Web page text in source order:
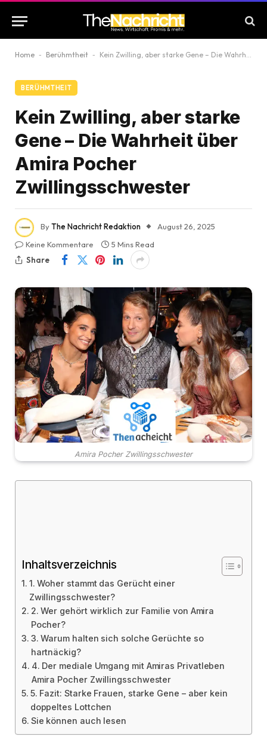
Home - Berühmtheit - Kein Zwilling, aber starke Gene – Die Wahrheit über Amira Pocher Zwillingsschwester
BERÜHMTHEIT
Kein Zwilling, aber starke
Gene – Die Wahrheit über
Amira Pocher
Zwillingsschwester
ByThe Nachricht Redaktion
August 26, 2025
Keine Kommentare
5 Mins Read
Share
Amira Pocher Zwillingsschwester
Inhaltsverzeichnis
1. Woher stammt das Gerücht einer
Zwillingsschwester?
2. Wer gehört wirklich zur Familie von Amira
Pocher?
3. Warum halten sich solche Gerüchte so
hartnäckig?
4. Der mediale Umgang mit Amiras Privatleben
Amira Pocher Zwillingsschwester
5. Fazit: Starke Frauen, starke Gene – aber kein
doppeltes Lottchen
Sie können auch lesen